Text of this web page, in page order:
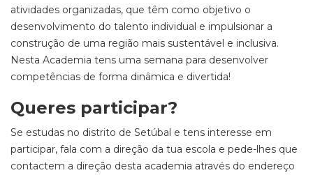
atividades organizadas, que têm como objetivo o
desenvolvimento do talento individual e impulsionar a
construção de uma região mais sustentável e inclusiva.
Nesta Academia tens uma semana para desenvolver
competências de forma dinâmica e divertida!
Queres participar?
Se estudas no distrito de Setúbal e tens interesse em
participar, fala com a direção da tua escola e pede-lhes que
contactem a direção desta academia através do endereço